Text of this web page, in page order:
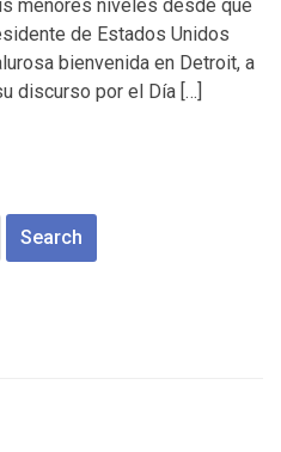
menores niveles desde que
de Estados Unidos
bienvenida en Detroit, a
discurso por el Día […]